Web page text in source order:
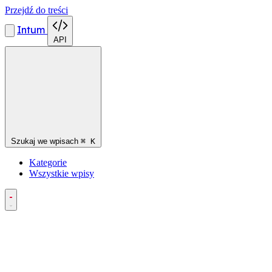
Przejdź do treści
Intum
API
Szukaj we wpisach ⌘ K
Kategorie
Wszystkie wpisy